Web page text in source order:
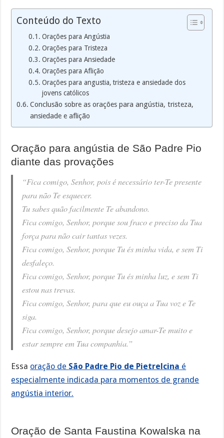
Conteúdo do Texto
Orações para Angústia
Orações para Tristeza
Orações para Ansiedade
Orações para Aflição
Orações para angustia, tristeza e ansiedade dos
jovens católicos
Conclusão sobre as orações para angústia, tristeza,
ansiedade e aflição
Oração para angústia de São Padre Pio
diante das provações
“Fica comigo, Senhor, pois é necessário ter-Te presente
para não Te esquecer.
Tu sabes quão facilmente Te abandono.
Fica comigo, Senhor, porque sou fraco e preciso da Tua
força para não cair tantas vezes.
Fica comigo, Senhor, porque Tu és minha vida, e sem Ti
desfaleço.
Fica comigo, Senhor, porque Tu és minha luz, e sem Ti
estou nas trevas.
Fica comigo, Senhor, para que eu ouça a Tua voz e Te
siga.
Fica comigo, Senhor, porque desejo amar-Te muito e
estar sempre em Tua companhia.”
Essa oração de São Padre Pio de Pietrelcina é
especialmente indicada para momentos de grande
angústia interior.
Oração de Santa Faustina Kowalska na